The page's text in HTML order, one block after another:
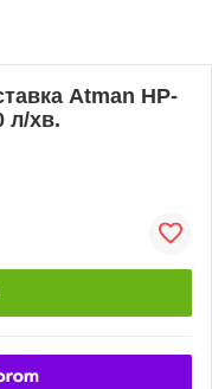
Atman HP-
л/хв.